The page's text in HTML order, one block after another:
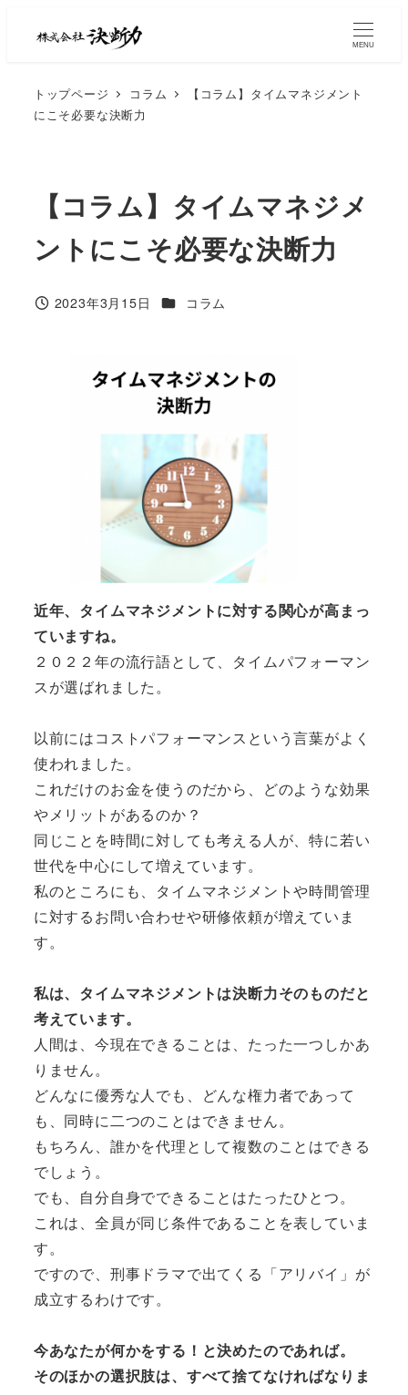
MENU
トップページ コラム
【コラム】タイムマネジメント
にこそ必要な決断力
【コラム】タイムマネジメ
ントにこそ必要な決断力
2023年3月15日 コラム
近年、タイムマネジメントに対する関心が高まっ
ていますね。
２０２２年の流行語として、タイムパフォーマン
スが選ばれました。
以前にはコストパフォーマンスという言葉がよく
使われました。
これだけのお金を使うのだから、どのような効果
やメリットがあるのか？
同じことを時間に対しても考える人が、特に若い
世代を中心にして増えています。
私のところにも、タイムマネジメントや時間管理
に対するお問い合わせや研修依頼が増えていま
す。
私は、タイムマネジメントは決断力そのものだと
考えています。
人間は、今現在できることは、たった一つしかあ
りません。
どんなに優秀な人でも、どんな権力者であって
も、同時に二つのことはできません。
もちろん、誰かを代理として複数のことはできる
でしょう。
でも、自分自身でできることはたったひとつ。
これは、全員が同じ条件であることを表していま
す。
ですので、刑事ドラマで出てくる「アリバイ」が
成立するわけです。
今あなたが何かをする！と決めたのであれば。
そのほかの選択肢は、すべて捨てなければなりま